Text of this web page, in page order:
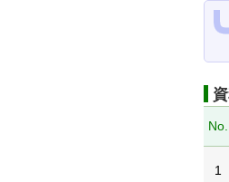
No.
1